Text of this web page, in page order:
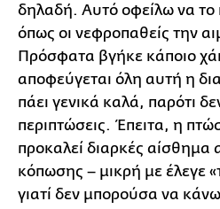
δηλαδή. Αυτό οφείλω να
όπως οι νεφροπαθείς την
Πρόσφατα βγήκε κάποιο
αποφεύγεται όλη αυτή η
πάει γενικά καλά, παρότι
περιπτώσεις. Έπειτα, η
προκαλεί διαρκές αίσθημα
κόπωσης – μικρή με έλεγε
γιατί δεν μπορούσα να